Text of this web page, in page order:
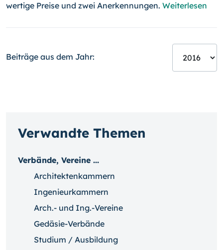
wertige Preise und zwei Anerkennungen. Weiterlesen
Beiträge aus dem Jahr:
Verwandte Themen
Verbände, Vereine ...
Architektenkammern
Ingenieurkammern
Arch.- und Ing.-Vereine
Gedäsie-Verbände
Studium / Ausbildung